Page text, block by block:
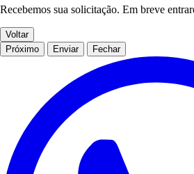
Recebemos sua solicitação. Em breve
Voltar
Próximo
Enviar Fechar